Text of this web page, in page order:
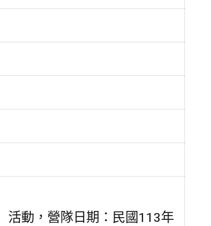
活動，營隊日期：民國113年